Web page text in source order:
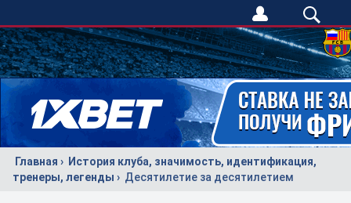
Главная
История клуба, значимость, идентификация,
тренеры, легенды
Десятилетие за десятилетием